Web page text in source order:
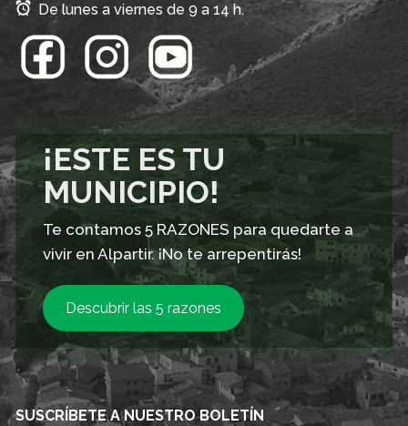
De lunes a viernes de 9 a 14 h.
¡ESTE ES TU
MUNICIPIO!
Te contamos 5 RAZONES para quedarte a
vivir en Alpartir. ¡No te arrepentirás!
Descubrir las 5 razones
SUSCRÍBETE A NUESTRO BOLETÍN